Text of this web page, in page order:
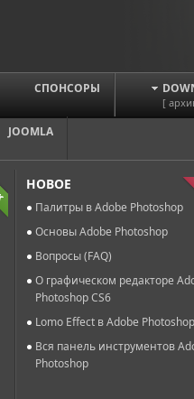
СПОНСОРЫ
[
JOOMLA
НОВОЕ
Палитры в Adobe Photoshop
Основы Adobe Photoshop
Вопросы (FAQ)
О графическом редакторе
Photoshop CS6
Lomo Effect в Adobe
Вся панель инструментов
Photoshop